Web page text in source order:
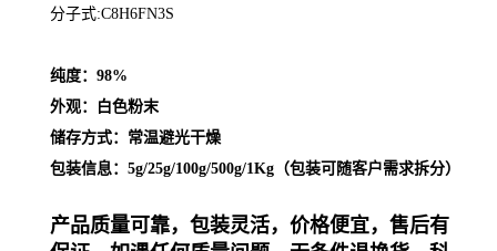
分子式:C8H6FN3S
纯度：98%
外观：白色粉末
储存方式：常温避光干燥
包装信息：5g/25g/100g/500g/1Kg（包装可随客户需求拆分）
产品质量可靠，包装灵活，价格便宜， 售后有